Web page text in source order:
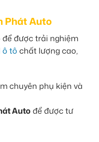
Phát Auto
được trải nghiệm
ô tô chất lượng cao,
Auto để được tư